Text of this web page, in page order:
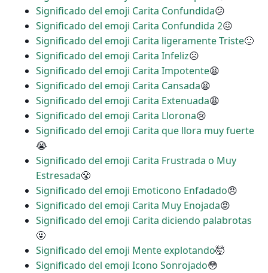
Significado del emoji Carita Confundida😕
Significado del emoji Carita Confundida 2😖
Significado del emoji Carita ligeramente Triste🙁
Significado del emoji Carita Infeliz☹
Significado del emoji Carita Impotente😫
Significado del emoji Carita Cansada😫
Significado del emoji Carita Extenuada😩
Significado del emoji Carita Llorona😢
Significado del emoji Carita que llora muy fuerte
😭
Significado del emoji Carita Frustrada o Muy
Estresada😤
Significado del emoji Emoticono Enfadado😠
Significado del emoji Carita Muy Enojada😡
Significado del emoji Carita diciendo palabrotas
🤬
Significado del emoji Mente explotando🤯
Significado del emoji Icono Sonrojado😳